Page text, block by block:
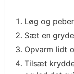
Løg og
Sæt en
Opvarm lidt
Tilsæt